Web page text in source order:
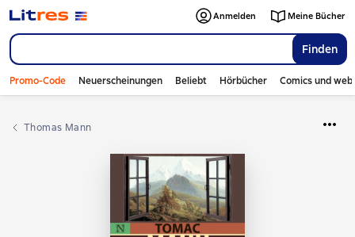
Finden
Anmelden Meine Bücher
Promo-Code Neuerscheinungen Beliebt Hörbücher Comics und
Thomas Mann